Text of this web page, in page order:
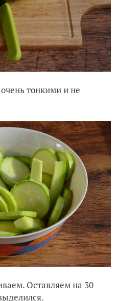
тонкими и не
Оставляем на 30